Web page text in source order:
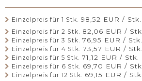
Einzelpreis für 1 Stk. 98,52 EUR / Stk.
Einzelpreis für 2 Stk. 82,06 EUR / Stk.
Einzelpreis für 3 Stk. 76,95 EUR / Stk.
Einzelpreis für 4 Stk. 73,57 EUR / Stk.
Einzelpreis für 5 Stk. 71,12 EUR / Stk.
Einzelpreis für 6 Stk. 69,70 EUR / Stk.
Einzelpreis für 12 Stk. 69,15 EUR / Stk.